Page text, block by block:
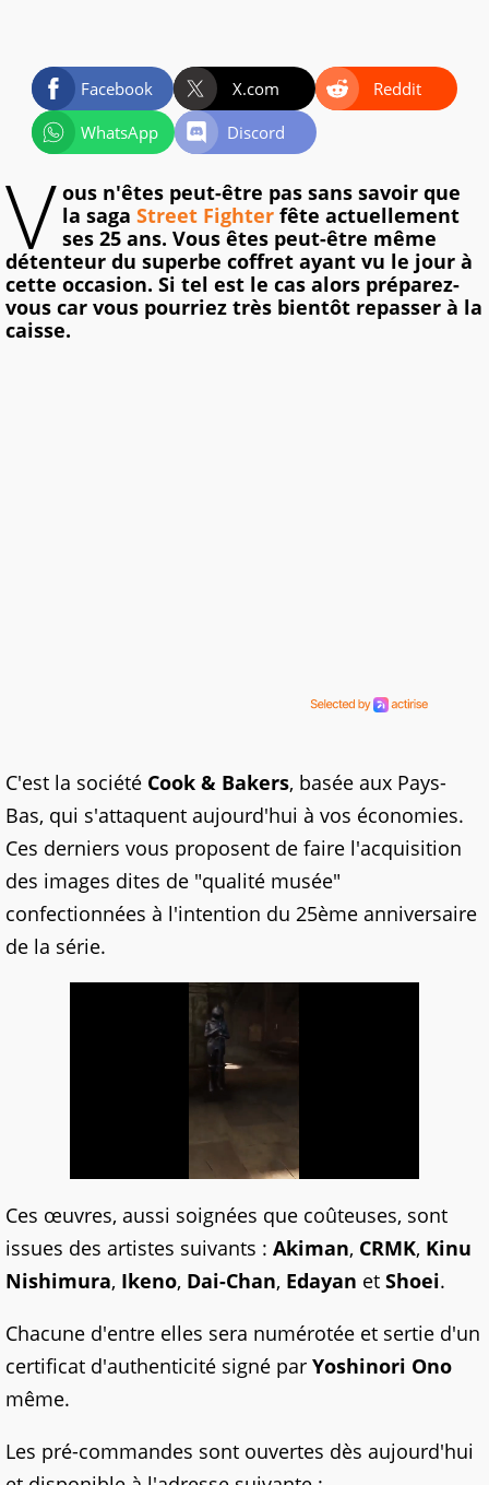
Facebook X.com
Reddit
WhatsApp
Discord
V ous n'êtes peut-être pas sans savoir que
la saga Street Fighter fête actuellement
ses 25 ans. Vous êtes peut-être même
détenteur du superbe coffret ayant vu le jour à
cette occasion. Si tel est le cas alors préparez-
vous car vous pourriez très bientôt repasser à la
caisse.
C'est la société Cook & Bakers, basée aux Pays-
Bas, qui s'attaquent aujourd'hui à vos économies.
Ces derniers vous proposent de faire l'acquisition
des images dites de "qualité musée"
confectionnées à l'intention du 25ème anniversaire
de la série.
Ces œuvres, aussi soignées que coûteuses, sont
issues des artistes suivants : Akiman, CRMK, Kinu
Nishimura, Ikeno, Dai-Chan, Edayan et Shoei.
Chacune d'entre elles sera numérotée et sertie d'un
certificat d'authenticité signé par Yoshinori Ono
même.
Les pré-commandes sont ouvertes dès aujourd'hui